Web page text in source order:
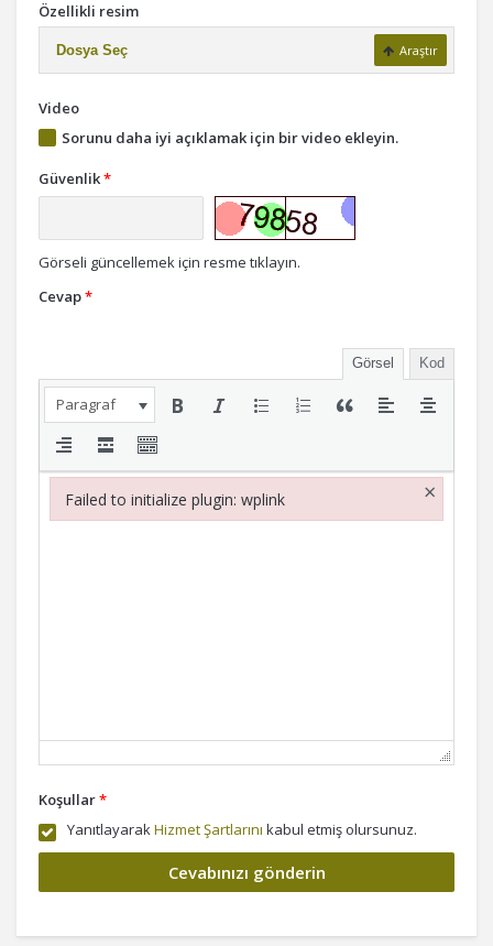
Özellikli resim
Dosya Seç Araştır
Video
Sorunu daha iyi açıklamak için bir video ekleyin.
Güvenlik*
Görseli güncellemek için resme tıklayın.
Cevap*
Görsel Kod
Paragraf
Koşullar*
YanıtlayarakHizmet Şartlarını kabul etmiş olursunuz.
Failed to initialize plugin: wplink ×
Failed to initialize plugin: wplink